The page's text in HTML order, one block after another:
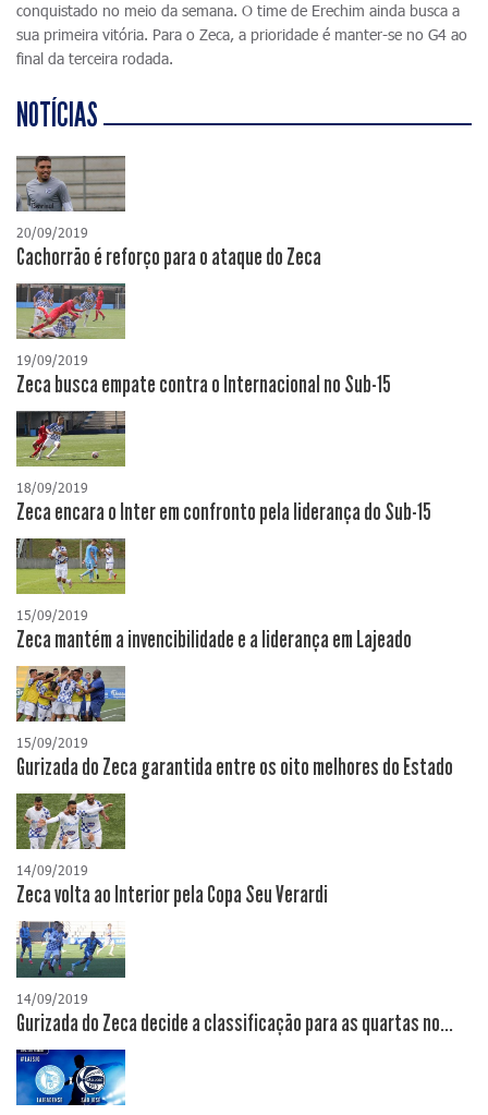
conquistado no meio da semana. O time de Erechim ainda busca a
sua primeira vitória. Para o Zeca, a prioridade é manter-se no G4 ao
final da terceira rodada.
NOTÍCIAS
20/09/2019
Cachorrão é reforço para o ataque do Zeca
19/09/2019
Zeca busca empate contra o Internacional no Sub-15
18/09/2019
Zeca encara o Inter em confronto pela liderança do Sub-15
15/09/2019
Zeca mantém a invencibilidade e a liderança em Lajeado
15/09/2019
Gurizada do Zeca garantida entre os oito melhores do Estado
14/09/2019
Zeca volta ao Interior pela Copa Seu Verardi
14/09/2019
Gurizada do Zeca decide a classificação para as quartas no...